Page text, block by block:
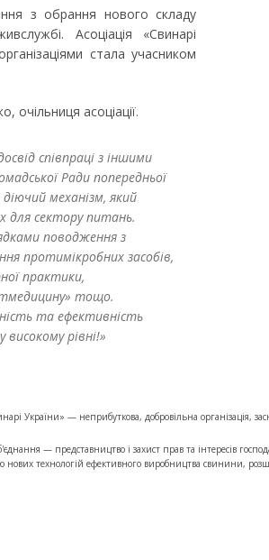
з обрання нового складу
Асоціація «Свинарі
стала учасником
асоціації.
співпраці з іншими
Ради попередньої
механізм, який
для сектору питань.
поводження з
протимікробних засобів,
практики,
тощо.
та ефективність
рівні!»
України» — неприбуткова, добровільна організація,
— представництво і захист прав та інтересів
нових технологій ефективного виробництва свинини,